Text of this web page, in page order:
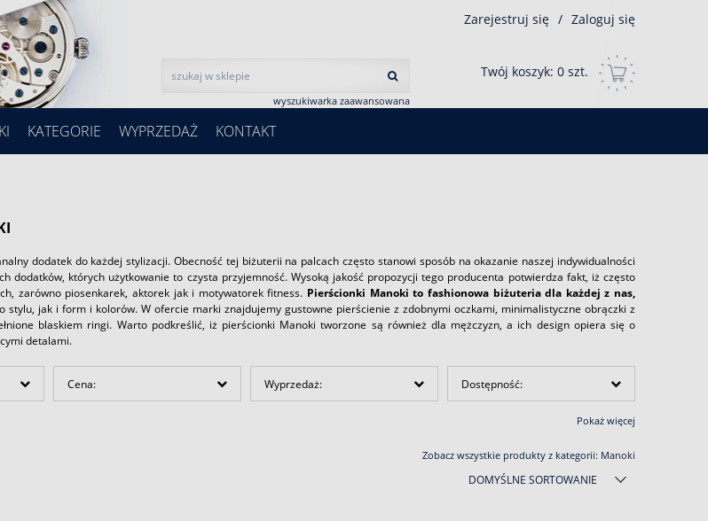
wyszukiwarka zaawansowana
Zarejestruj się / Zaloguj się
Twój koszyk: 0 szt.
KATEGORIE WYPRZEDAŻ KONTAKT
dodatek do każdej stylizacji. Obecność tej biżuterii na palcach często stanowi sposób na okazanie naszej indywidualności
dodatków, których użytkowanie to czysta przyjemność. Wysoką jakość propozycji tego producenta potwierdza fakt, iż często
zarówno piosenkarek, aktorek jak i motywatorek fitness. Pierścionki Manoki to fashionowa biżuteria dla każdej z nas,
stylu, jak i form i kolorów. W ofercie marki znajdujemy gustowne pierścienie z zdobnymi oczkami, minimalistyczne obrączki z
blaskiem ringi. Warto podkreślić, iż pierścionki Manoki tworzone są również dla mężczyzn, a ich design opiera się o
detalami.
Cena: Wyprzedaż: Dostępność:
Pokaż więcej
Zobacz wszystkie produkty z kategorii: Manoki
DOMYŚLNE SORTOWANIE